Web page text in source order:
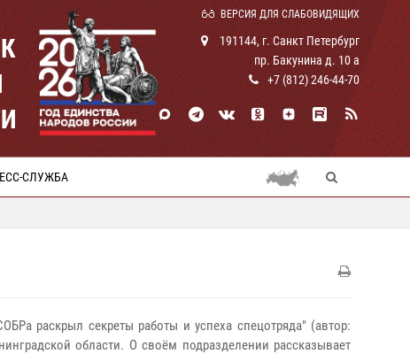
ВЕРСИЯ ДЛЯ СЛАБОВИДЯЩИХ
191144, г. Санкт Петербург
пр. Бакунина д. 10 а
+7 (812) 246-44-70
СЛУЖБА
раскрыл секреты работы и успеха спецотряда" (автор:
области. О своём подразделении рассказывает